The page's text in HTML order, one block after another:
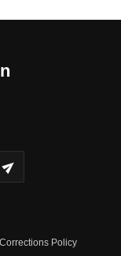
Corrections Policy